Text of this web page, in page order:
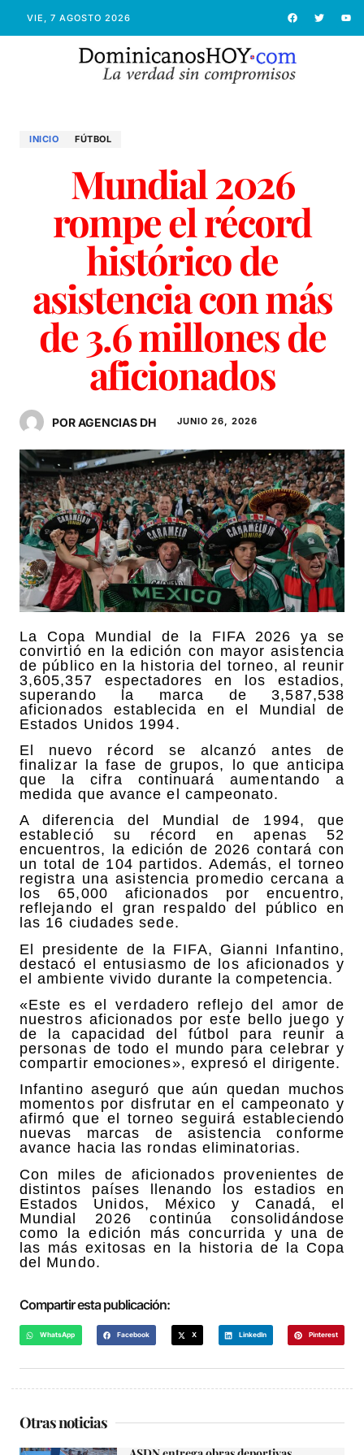
VIE, 7 AGOSTO 2026
INICIO FÚTBOL
Mundial 2026
rompe el récord
histórico de
asistencia con más
de 3.6 millones de
aficionados
POR AGENCIAS DH JUNIO 26, 2026
La Copa Mundial de la FIFA 2026 ya se
convirtió en la edición con mayor asistencia
de público en la historia del torneo, al reunir
3,605,357 espectadores en los estadios,
superando la marca de 3,587,538
aficionados establecida en el Mundial de
Estados Unidos 1994.
El nuevo récord se alcanzó antes de
finalizar la fase de grupos, lo que anticipa
que la cifra continuará aumentando a
medida que avance el campeonato.
A diferencia del Mundial de 1994, que
estableció su récord en apenas 52
encuentros, la edición de 2026 contará con
un total de 104 partidos. Además, el torneo
registra una asistencia promedio cercana a
los 65,000 aficionados por encuentro,
reflejando el gran respaldo del público en
las 16 ciudades sede.
El presidente de la FIFA, Gianni Infantino,
destacó el entusiasmo de los aficionados y
el ambiente vivido durante la competencia.
«Este es el verdadero reflejo del amor de
nuestros aficionados por este bello juego y
de la capacidad del fútbol para reunir a
personas de todo el mundo para celebrar y
compartir emociones», expresó el dirigente.
Infantino aseguró que aún quedan muchos
momentos por disfrutar en el campeonato y
afirmó que el torneo seguirá estableciendo
nuevas marcas de asistencia conforme
avance hacia las rondas eliminatorias.
Con miles de aficionados provenientes de
distintos países llenando los estadios en
Estados Unidos, México y Canadá, el
Mundial 2026 continúa consolidándose
como la edición más concurrida y una de
las más exitosas en la historia de la Copa
del Mundo.
Compartir esta publicación:
WhatsApp Facebook X LinkedIn Pinterest
Otras noticias